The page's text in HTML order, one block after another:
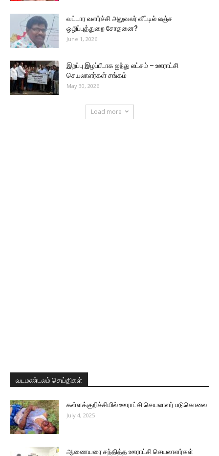
வட்டார வளர்ச்சி அலுவலர் வீட்டில் லஞ்ச
ஒழிப்புத்துறை சோதனை?
June 1, 2026
இறப்பு இழப்பீடாக ஐந்து லட்சம் – ஊராட்சி
செயலாளர்கள் சங்கம்
May 30, 2026
Load more
வடமண்டலம் செய்திகள்
கள்ளக்குறிச்சியில் ஊராட்சி செயலாளர் படுகொலை
July 4, 2025
ஆணையரை சந்தித்த ஊராட்சி செயலாளர்கள்